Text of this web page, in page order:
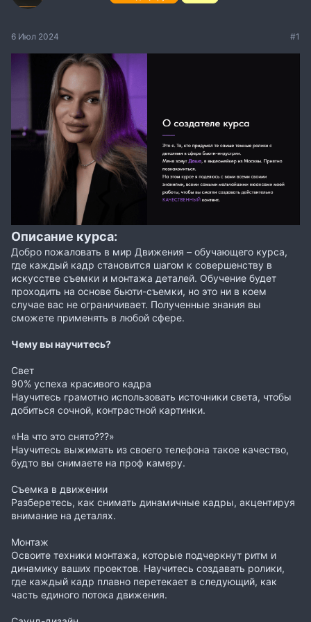
6 Июл 2024 #1
Описание курса:
Добро пожаловать в мир Движения – обучающего курса,
где каждый кадр становится шагом к совершенству в
искусстве съемки и монтажа деталей. Обучение будет
проходить на основе бьюти-съемки, но это ни в коем
случае вас не ограничивает. Полученные знания вы
сможете применять в любой сфере.
Чему вы научитесь?
Свет
90% успеха красивого кадра
Научитесь грамотно использовать источники света, чтобы
добиться сочной, контрастной картинки.
«На что это снято???»
Научитесь выжимать из своего телефона такое качество,
будто вы снимаете на проф камеру.
Съемка в движении
Разберетесь, как снимать динамичные кадры, акцентируя
внимание на деталях.
Монтаж
Освоите техники монтажа, которые подчеркнут ритм и
динамику ваших проектов. Научитесь создавать ролики,
где каждый кадр плавно перетекает в следующий, как
часть единого потока движения.